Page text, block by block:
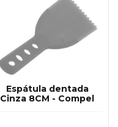
Espátula dentada
Cinza 8CM - Compel